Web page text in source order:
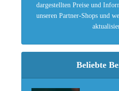
dargestellten Preise und
unseren Partner-Shops und
Beliebte